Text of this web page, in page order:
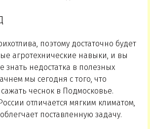
поэтому достаточно будет
агротехнические навыки, и вы
знать недостатка в полезных
мы сегодня с того, что
чеснок в Подмосковье.
отличается мягким климатом,
поставленную задачу.